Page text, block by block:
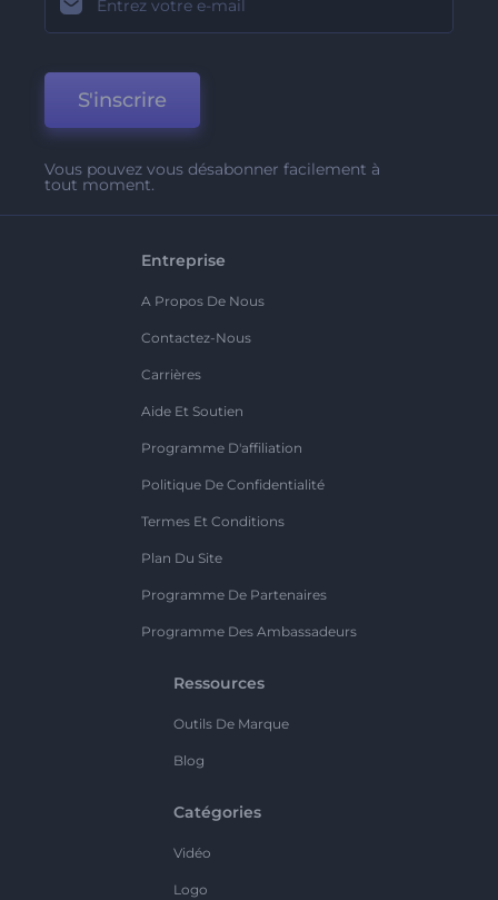
S'inscrire
Vous pouvez vous désabonner facilement à
tout moment.
Entreprise
A Propos De Nous
Contactez-Nous
Carrières
Aide Et Soutien
Programme D'affiliation
Politique De Confidentialité
Termes Et Conditions
Plan Du Site
Programme De Partenaires
Programme Des Ambassadeurs
Ressources
Outils De Marque
Blog
Catégories
Vidéo
Logo